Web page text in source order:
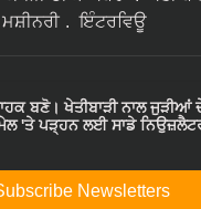
ਮਸ਼ੀਨਰੀ
ਇੰਟਰਵਿਊ
ਬਣੋ। ਖੇਤੀਬਾੜੀ ਨਾਲ
ਮੇਲ 'ਤੇ ਪੜ੍ਹਨ ਲਈ ਸਾਡੇ
Newsletters